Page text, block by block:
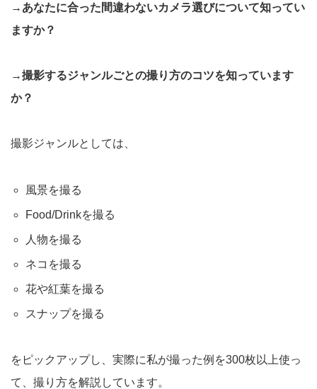
→あなたに合った間違わないカメラ選びについて知ってい
ますか？
→撮影するジャンルごとの撮り方のコツを知っています
か？
撮影ジャンルとしては、
風景を撮る
Food/Drinkを撮る
人物を撮る
ネコを撮る
花や紅葉を撮る
スナップを撮る
をピックアップし、実際に私が撮った例を300枚以上使っ
て、撮り方を解説しています。